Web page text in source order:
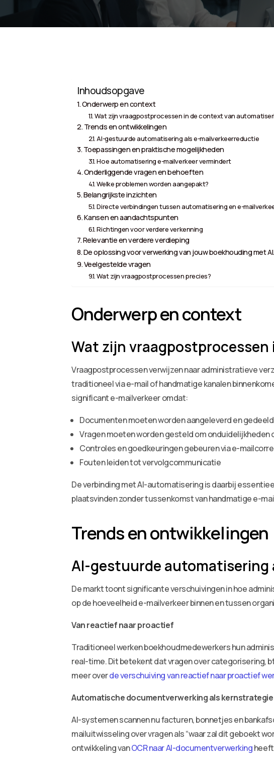
Inhoudsopgave
Onderwerp en context
Wat zijn vraagpostprocessen in de context van
Trends en ontwikkelingen
AI-gestuurde automatisering als e-mailverkeerreductie
Toepassingen en praktische mogelijkheden
Hoe automatisering e-mailverkeer vermindert
Onderliggende vragen en behoeften
Welke problemen worden aangepakt?
Belangrijkste inzichten
Directe verbindingen tussen automatisering en e-
Kansen en aandachtspunten
Richtingen voor verdere verkenning
Relevantie en verdere verdieping
De oplossing voor verwerking van jouw boekhouding met
Veelgestelde vragen
Wat zijn vraagpostprocessen precies?
Onderwerp en context
Wat zijn
Vraagpostprocessen verwijzen naar administratieve
traditioneel via e-mail of handmatige kanalen
significant e-mailverkeer omdat:
Documenten moeten worden aangeleverd en gedeeld
Vragen moeten worden gesteld om onduidelijkheden
Controles en goedkeuringen gebeuren via e-
Fouten leiden tot vervolgcommunicatie
De verbinding met AI-automatisering is daarbij
plaatsvinden zonder tussenkomst van handmatige e-
Trends en ontwikkelingen
AI-gestuurde automatisering
De markt toont significante verschuivingen in hoe
op de hoeveelheid e-mailverkeer binnen en tussen
Van reactief naar proactief
Traditioneel werken boekhoudmedewerkers hun
real-time. Dit betekent dat vragen over categorisering,
meer overde verschuiving van reactief naar proactief
Automatische documentverwerking als kernstrategie
AI-systemen scannen nu facturen, bonnetjes en
mailuitwisseling over vragen als “waar zal dit geboekt
ontwikkeling vanOCR naar AI-documentverwerking